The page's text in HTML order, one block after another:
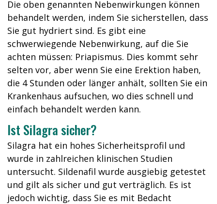
Die oben genannten Nebenwirkungen können
behandelt werden, indem Sie sicherstellen, dass
Sie gut hydriert sind. Es gibt eine
schwerwiegende Nebenwirkung, auf die Sie
achten müssen: Priapismus. Dies kommt sehr
selten vor, aber wenn Sie eine Erektion haben,
die 4 Stunden oder länger anhält, sollten Sie ein
Krankenhaus aufsuchen, wo dies schnell und
einfach behandelt werden kann.
Ist Silagra sicher?
Silagra hat ein hohes Sicherheitsprofil und
wurde in zahlreichen klinischen Studien
untersucht. Sildenafil wurde ausgiebig getestet
und gilt als sicher und gut verträglich. Es ist
jedoch wichtig, dass Sie es mit Bedacht